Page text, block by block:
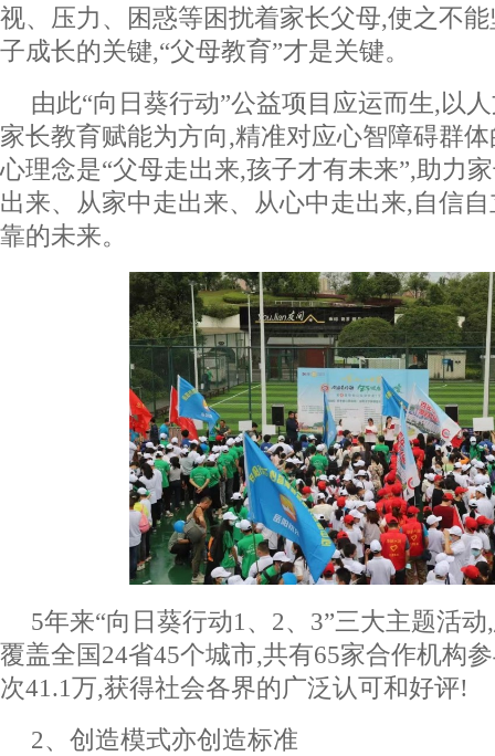
视、压力、困惑等困扰着家长父母,使之不
子成长的关键,“父母教育”才是关键。
由此“向日葵行动”公益项目应运而生,以
家长教育赋能为方向,精准对应心智障碍群
心理念是“父母走出来,孩子才有未来”,助力
出来、从家中走出来、从心中走出来,自信
靠的未来。
5年来“向日葵行动1、2、3”三大主题活
覆盖全国24省45个城市,共有65家合作机构
次41.1万,获得社会各界的广泛认可和好评!
2、创造模式亦创造标准